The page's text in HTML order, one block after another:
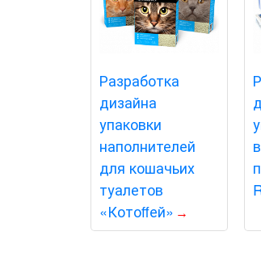
Разработка
дизайна
упаковки
наполнителей
для кошачьих
туалетов
«Котоffей»